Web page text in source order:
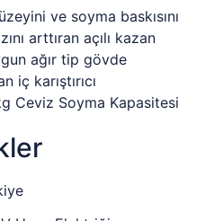
ve soyma baskısını
arttıran açılı kazan
ağır tip gövde
iç karıştırıcı
Ceviz Soyma Kapasitesi